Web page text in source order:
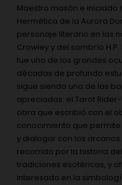
Maestro masón e iniciado
Hermética de la Aurora
personaje literario en las
Crowley y del sombrío
fue uno de los grandes
décadas de profundo
sigue siendo una de las
apreciadas: el Tarot
obra que escribió con el
conocimiento que
y dialogar con los
recorrido por la historia
tradiciones esotéricas, y
interesado en la